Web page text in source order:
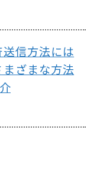
信方法には
ざまな方法